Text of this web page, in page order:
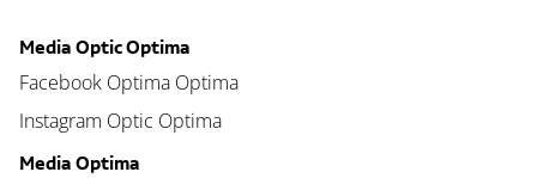
Media Optima
Media Optic Optima
Facebook Optima Optima
Instagram Optic Optima